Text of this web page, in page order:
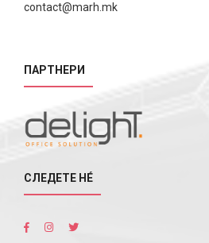
contact@marh.mk
ПАРТНЕРИ
СЛЕДЕТЕ НÉ